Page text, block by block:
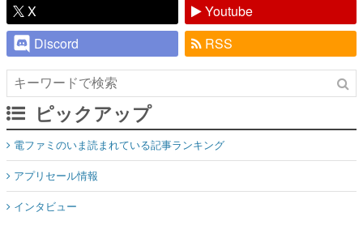
X
Youtube
Discord
RSS
ピックアップ
電ファミのいま読まれている記事ランキング
アプリセール情報
インタビュー